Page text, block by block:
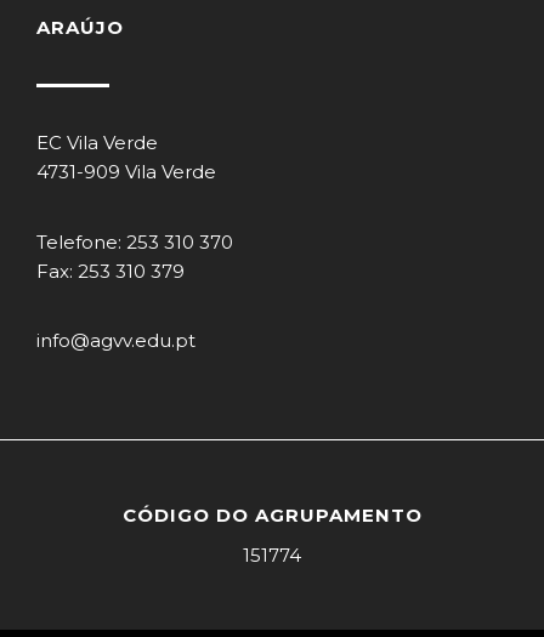
ARAÚJO
EC Vila Verde
4731-909 Vila Verde
Telefone: 253 310 370
Fax: 253 310 379
info@agvv.edu.pt
CÓDIGO DO AGRUPAMENTO
151774